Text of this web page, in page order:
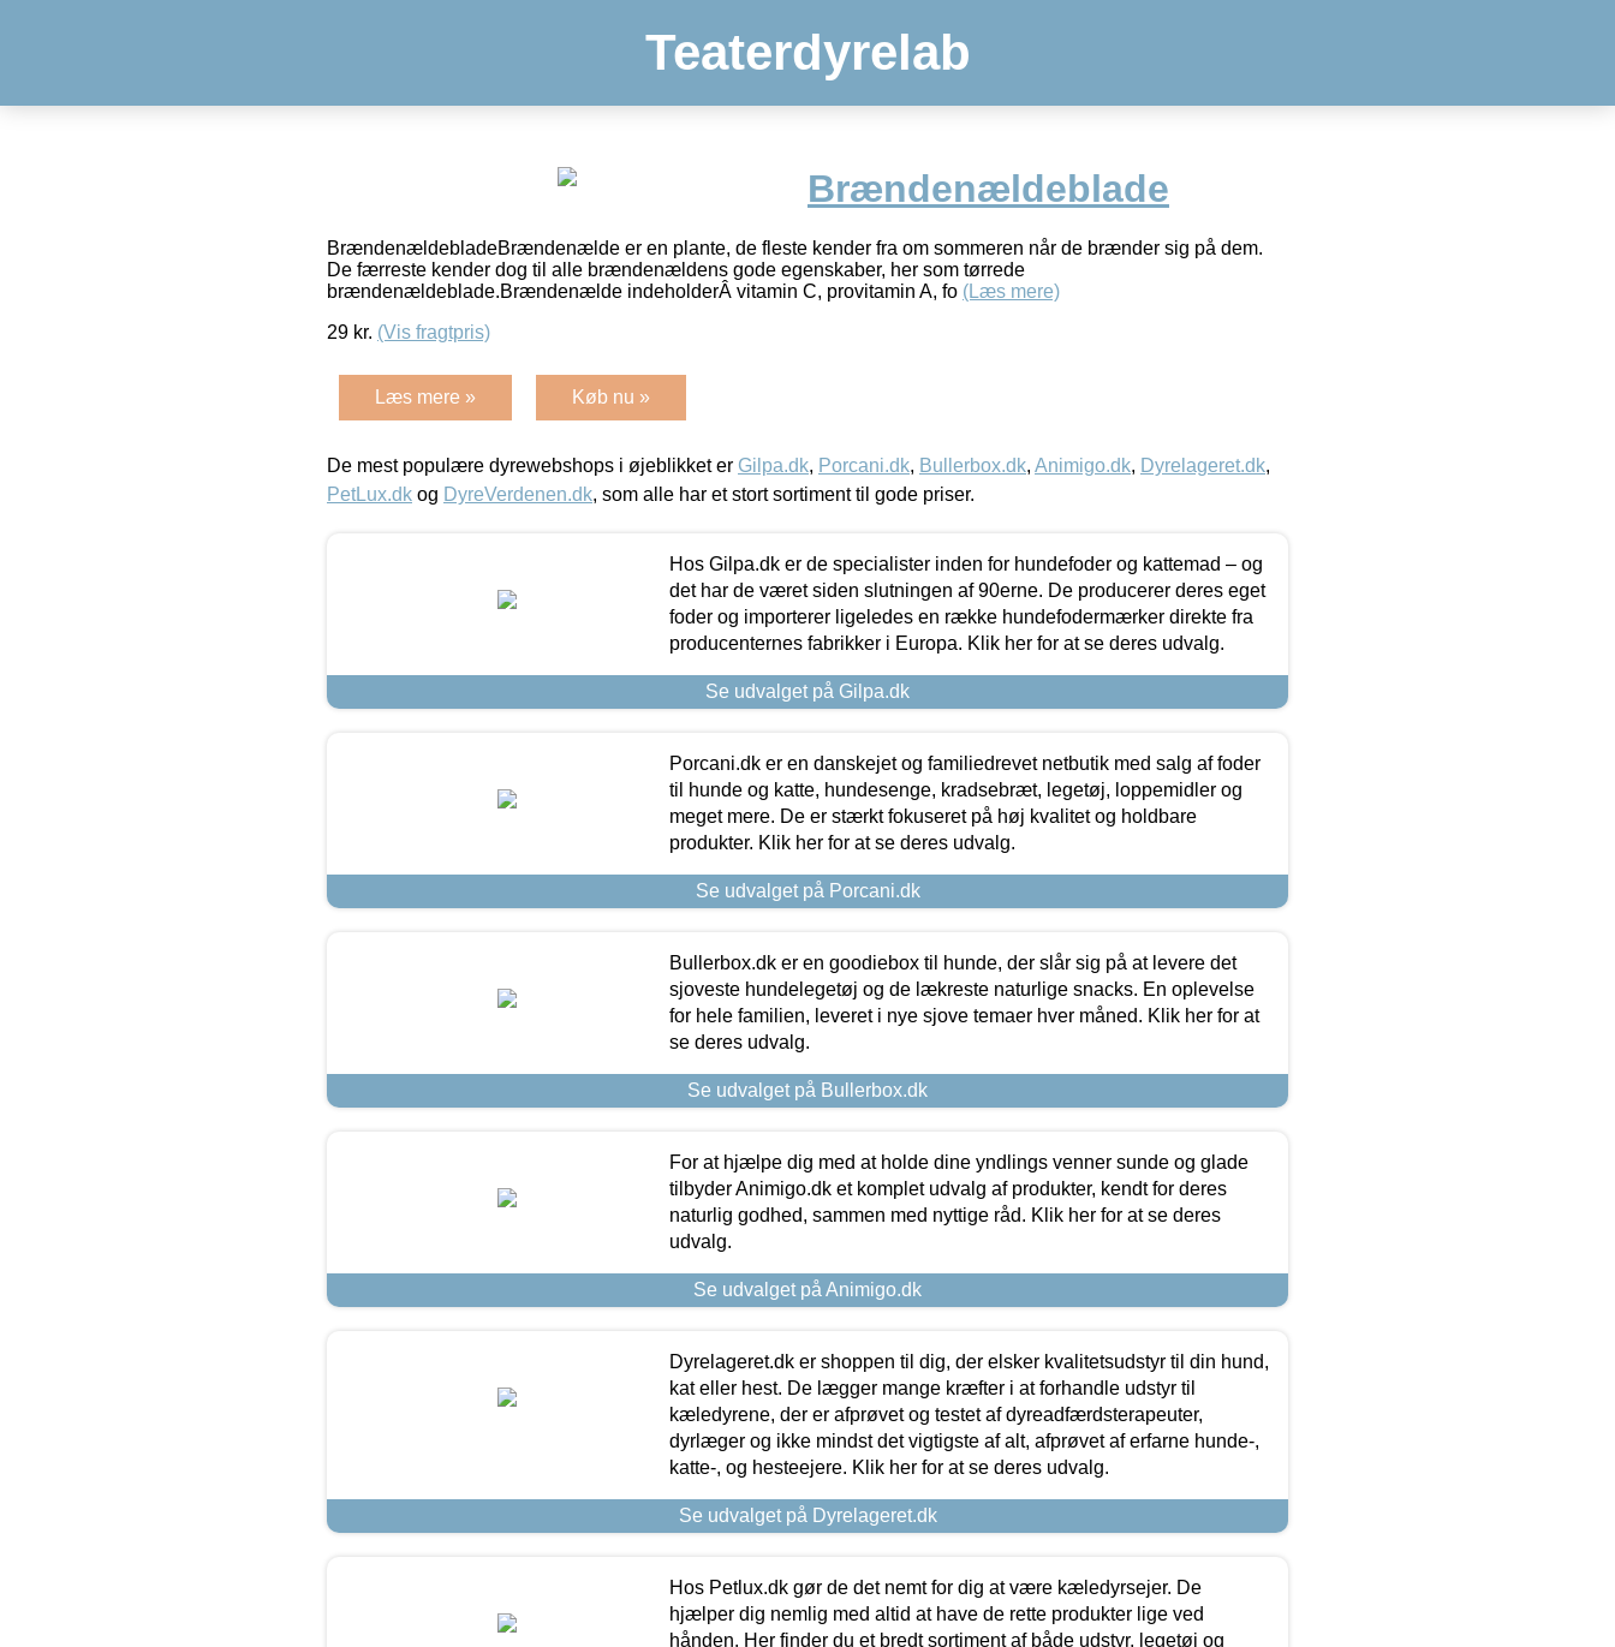
Teaterdyrelab
Brændenældeblade
BrændenældebladeBrændenælde er en plante, de fleste kender fra om sommeren når de brænder sig på dem.
De færreste kender dog til alle brændenældens gode egenskaber, her som tørrede
brændenældeblade.Brændenælde indeholderÂ vitamin C, provitamin A, fo (Læs mere)
29 kr. (Vis fragtpris)
Læs mere » Køb nu »
De mest populære dyrewebshops i øjeblikket er Gilpa.dk, Porcani.dk, Bullerbox.dk, Animigo.dk, Dyrelageret.dk,
PetLux.dk og DyreVerdenen.dk, som alle har et stort sortiment til gode priser.
Hos Gilpa.dk er de specialister inden for hundefoder og kattemad – og
det har de været siden slutningen af 90erne. De producerer deres eget
foder og importerer ligeledes en række hundefodermærker direkte fra
producenternes fabrikker i Europa. Klik her for at se deres udvalg.
Se udvalget på Gilpa.dk
Porcani.dk er en danskejet og familiedrevet netbutik med salg af foder
til hunde og katte, hundesenge, kradsebræt, legetøj, loppemidler og
meget mere. De er stærkt fokuseret på høj kvalitet og holdbare
produkter. Klik her for at se deres udvalg.
Se udvalget på Porcani.dk
Bullerbox.dk er en goodiebox til hunde, der slår sig på at levere det
sjoveste hundelegetøj og de lækreste naturlige snacks. En oplevelse
for hele familien, leveret i nye sjove temaer hver måned. Klik her for at
se deres udvalg.
Se udvalget på Bullerbox.dk
For at hjælpe dig med at holde dine yndlings venner sunde og glade
tilbyder Animigo.dk et komplet udvalg af produkter, kendt for deres
naturlig godhed, sammen med nyttige råd. Klik her for at se deres
udvalg.
Se udvalget på Animigo.dk
Dyrelageret.dk er shoppen til dig, der elsker kvalitetsudstyr til din hund,
kat eller hest. De lægger mange kræfter i at forhandle udstyr til
kæledyrene, der er afprøvet og testet af dyreadfærdsterapeuter,
dyrlæger og ikke mindst det vigtigste af alt, afprøvet af erfarne hunde-,
katte-, og hesteejere. Klik her for at se deres udvalg.
Se udvalget på Dyrelageret.dk
Hos Petlux.dk gør de det nemt for dig at være kæledyrsejer. De
hjælper dig nemlig med altid at have de rette produkter lige ved
hånden. Her finder du et bredt sortiment af både udstyr, legetøj og